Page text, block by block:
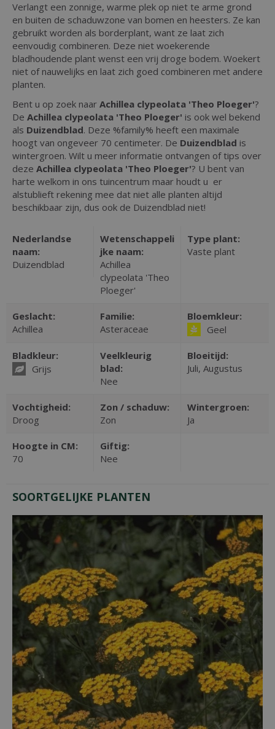
Verlangt een zonnige, warme plek op niet te arme grond
en buiten de schaduwzone van bomen en heesters. Ze kan
gebruikt worden als borderplant, want ze laat zich
eenvoudig combineren. Deze niet woekerende
bladhoudende plant wenst een vrij droge bodem. Woekert
niet of nauwelijks en laat zich goed combineren met andere
planten.
Bent u op zoek naar Achillea clypeolata 'Theo Ploeger'?
De Achillea clypeolata 'Theo Ploeger' is ook wel bekend
als Duizendblad. Deze %family% heeft een maximale
hoogt van ongeveer 70 centimeter. De Duizendblad is
wintergroen. Wilt u meer informatie ontvangen of tips over
deze Achillea clypeolata 'Theo Ploeger'? U bent van
harte welkom in ons tuincentrum maar houdt u er
alstublieft rekening mee dat niet alle planten altijd
beschikbaar zijn, dus ook de Duizendblad niet!
Nederlandse
naam:
Duizendblad
Wetenschappeli
jke naam:
Achillea
clypeolata 'Theo
Ploeger'
Type plant:
Vaste plant
Geslacht:
Achillea
Familie:
Asteraceae
Bloemkleur:
Geel
Bladkleur:
Grijs
Veelkleurig
blad:
Nee
Bloeitijd:
Juli, Augustus
Vochtigheid:
Droog
Zon / schaduw:
Zon
Wintergroen:
Ja
Hoogte in CM:
70
Giftig:
Nee
SOORTGELIJKE PLANTEN